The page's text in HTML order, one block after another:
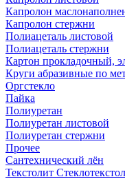
Капролон
Капролон стержни
Полиацеталь листовой
Полиацеталь стержни
Картон прокладочный,
Круги абразивные по
Оргстекло
Пайка
Полиуретан
Полиуретан листовой
Полиуретан стержни
Прочее
Сантехнический лён
Текстолит